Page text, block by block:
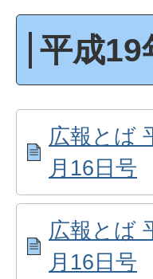
平成19
広報とば
月16日号
広報とば
月16日号